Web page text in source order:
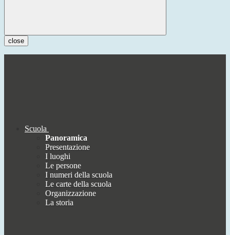
close
Scuola
Panoramica
Presentazione
I luoghi
Le persone
I numeri della scuola
Le carte della scuola
Organizzazione
La storia